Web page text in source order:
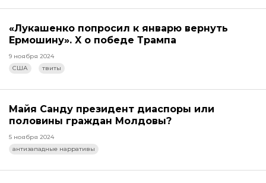
«Лукашенко попросил к январю вернуть
Ермошину». X о победе Трампа
9 ноября 2024
США
твиты
Майя Санду президент диаспоры или
половины граждан Молдовы?
5 ноября 2024
антизападные нарративы